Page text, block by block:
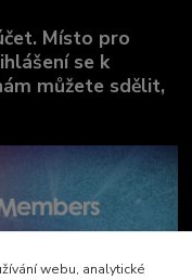
Místo pro
se k
můžete sdělit,
webu, analytické